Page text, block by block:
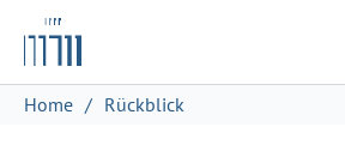
Zum Hauptinhalt springen
Skip to page footer
Sie sind hier:
Home Rückblick